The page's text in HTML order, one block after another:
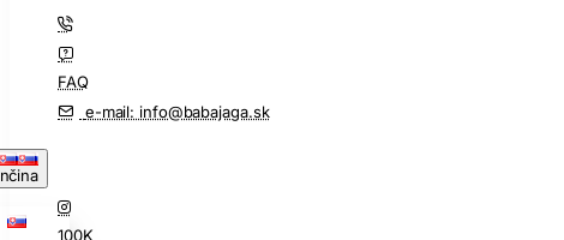
FAQ
e-mail: info@babajaga.sk
100K